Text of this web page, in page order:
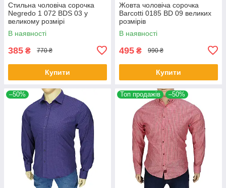
Стильна чоловіча сорочка
Negredo 1 072 BDS 03 у
великому розмірі
В наявності
385 ₴ 770 ₴
Купити
Жовта чоловіча сорочка
Barcotti 0185 BD 09 великих
розмірів
В наявності
495 ₴ 990 ₴
Купити
–50% Топ продажів –50%